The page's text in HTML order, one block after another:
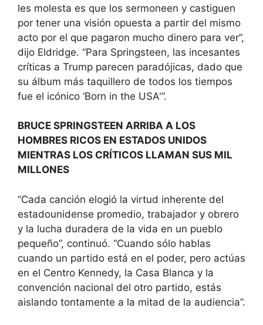
les molesta es que los sermoneen y castiguen
por tener una visión opuesta a partir del mismo
acto por el que pagaron mucho dinero para ver”,
dijo Eldridge. “Para Springsteen, las incesantes
críticas a Trump parecen paradójicas, dado que
su álbum más taquillero de todos los tiempos
fue el icónico ‘Born in the USA'”.
BRUCE SPRINGSTEEN ARRIBA A LOS
HOMBRES RICOS EN ESTADOS UNIDOS
MIENTRAS LOS CRÍTICOS LLAMAN SUS MIL
MILLONES
“Cada canción elogió la virtud inherente del
estadounidense promedio, trabajador y obrero
y la lucha duradera de la vida en un pueblo
pequeño”, continuó. “Cuando sólo hablas
cuando un partido está en el poder, pero actúas
en el Centro Kennedy, la Casa Blanca y la
convención nacional del otro partido, estás
aislando tontamente a la mitad de la audiencia”.